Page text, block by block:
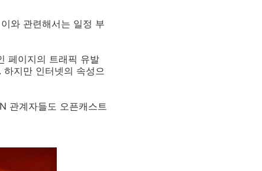
와 관련해서는 일정 부
페이지의 트래픽 유발
지만 인터넷의 속성으
관계자들도 오픈캐스트